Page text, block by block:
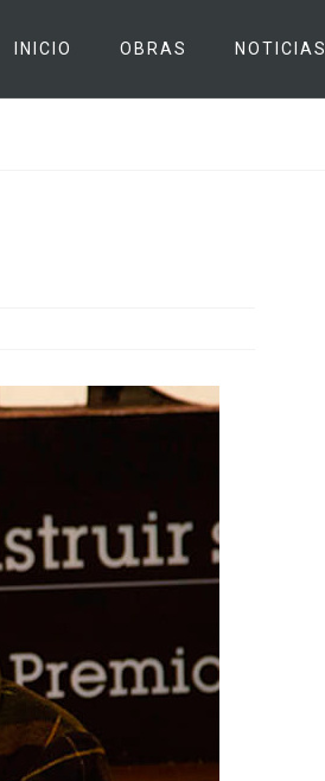
INICIO OBRAS NOTICIAS